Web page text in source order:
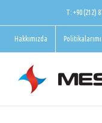
T: +90 (212)
Hakkımızda